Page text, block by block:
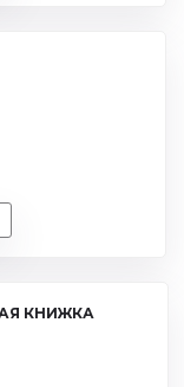
КНИЖКА